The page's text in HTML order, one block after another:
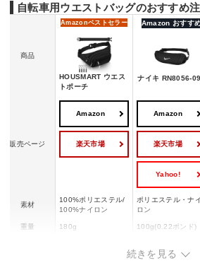
自転車用ウエストバッグのおすすめ
商品
Amazonベストセラー
HOUSMART ウエス
トポーチ
Amazon おすす
ナイキ RN8056-
販売ページ
Amazon
楽天市場
Amazon
楽天市場
Yahoo!
素材
100%ポリエステル/
100%ナイロン
ポリエステル・ナイ
ロン
重量 180g 100g(0.22ポンド)
続きを見る